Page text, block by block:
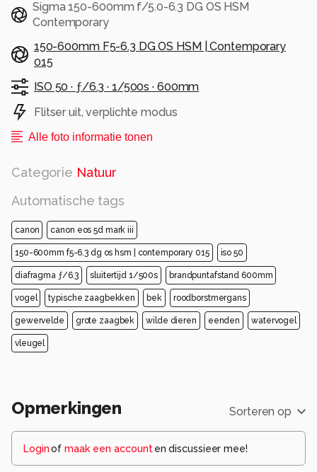
Sigma 150-600mm f/5.0-6.3 DG OS HSM
Contemporary
150-600mm F5-6.3 DG OS HSM | Contemporary
015
ISO 50 · ƒ/6.3 · 1/500s · 600mm
Flitser uit, verplichte modus
Alle foto informatie tonen
Categorie Natuur
Automatische tags
canon canon eos 5d mark iii
150-600mm f5-6.3 dg os hsm | contemporary 015 iso 50
diafragma ƒ/6.3 sluitertijd 1/500s brandpuntafstand 600mm
vogel typische zaagbekken bek roodborstmergans
gewervelde grote zaagbek wilde dieren eenden watervogel
vleugel
Opmerkingen Sorteren op
Loginof maak een account en discussieer mee!